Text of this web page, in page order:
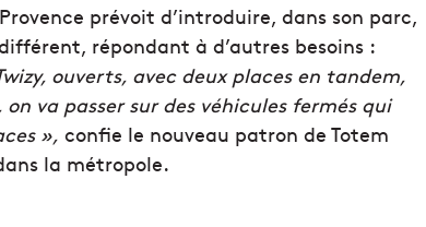
prévoit d’introduire, dans son parc,
répondant à d’autres besoins :
ouverts, avec deux places en tandem,
va passer sur des véhicules fermés qui
», confie le nouveau patron de Totem
la métropole.